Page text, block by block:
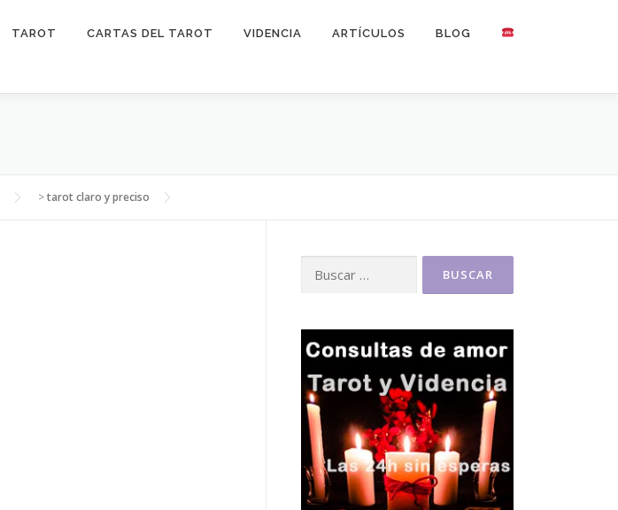
TAROT CARTAS DEL TAROT VIDENCIA ARTÍCULOS BLOG
>tarot claro y preciso